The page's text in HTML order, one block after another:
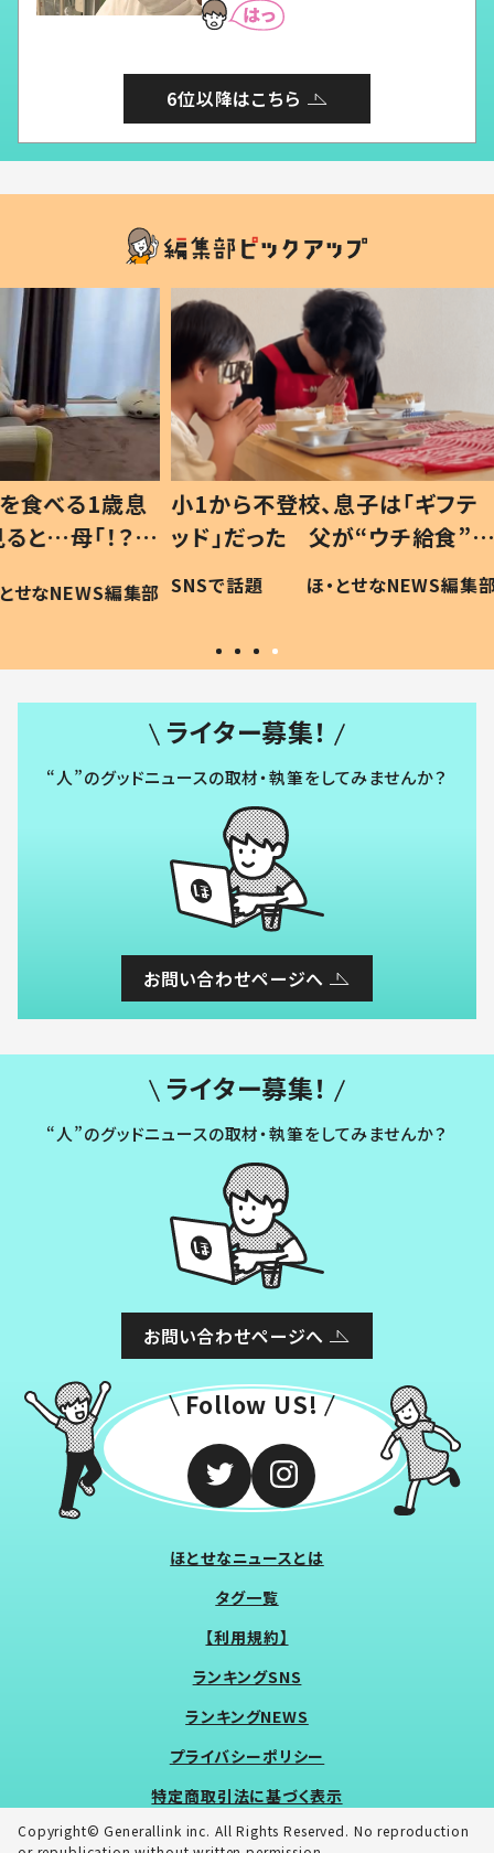
6位以降はこちら
歳息
？」
編集部
小1から不登校、息子は「ギフテ
ッド」だった 父が“ウチ給食”を
作り続ける理由とは #令和の親
#令和の子
SNSで話題 ほ・とせなNEWS編集部
ひ孫
が、抱
「涙
い」
ライター募集！
“人”のグッドニュースの取材・執筆をしてみませんか？
お問い合わせページへ
ライター募集！
“人”のグッドニュースの取材・執筆をしてみませんか？
お問い合わせページへ
Follow US!
ほとせなニュースとは
タグ一覧
【利用規約】
ランキングSNS
ランキングNEWS
プライバシーポリシー
特定商取引法に基づく表示
Copyright© Generallink inc. All Rights Reserved. No reproduction